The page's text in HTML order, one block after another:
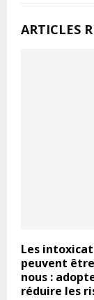
ARTICLES
Les
peuvent
nous :
réduire les